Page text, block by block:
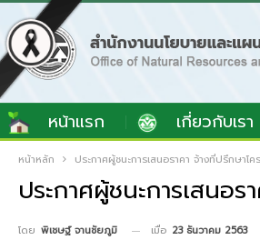
หน้าแรก เกี่ยวกับเรา
หน้าหลัก ประกาศผู้ชนะการเสนอราคา จ้างที่ปรึกษา
ประกาศผู้ชนะการเสนอ
โดย พิเชษฐ์ จานชัยภูมิ เมื่อ 23 ธันวาคม 2563